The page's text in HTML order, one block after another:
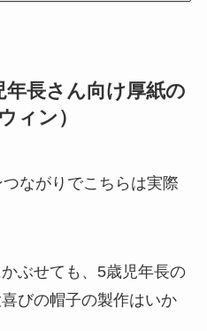
年長さん向け厚紙の
ィン）
ながりでこちらは実際
ぶせても、5歳児年長の
びの帽子の製作はいか